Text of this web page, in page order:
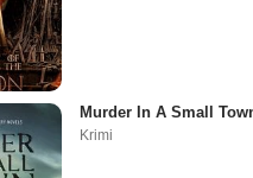
Murder In A Small
Krimi